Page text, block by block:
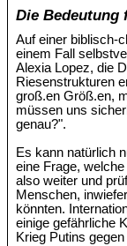
Die Bedeutung
Auf einer biblisch-
einem Fall
Alexia Lopez, die
Riesenstrukturen
groß.en Größ.en,
müssen uns
genau?".
Es kann natürlich
eine Frage,
also weiter und
Menschen,
könnten.
einige gefährliche
Krieg Putins